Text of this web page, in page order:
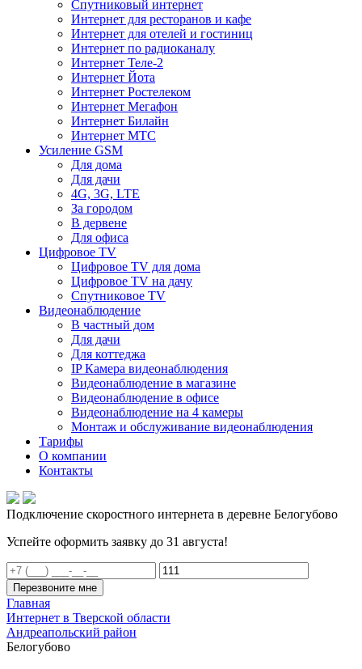
Спутниковый интернет
Интернет для ресторанов и кафе
Интернет для отелей и гостиниц
Интернет по радиоканалу
Интернет Теле-2
Интернет Йота
Интернет Ростелеком
Интернет Мегафон
Интернет Билайн
Интернет МТС
Усиление GSM
Для дома
Для дачи
4G, 3G, LTE
За городом
В дервене
Для офиса
Цифровое TV
Цифровое TV для дома
Цифровое TV на дачу
Спутниковое TV
Видеонаблюдение
В частный дом
Для дачи
Для коттеджа
IP Камера видеонаблюдения
Видеонаблюдение в магазине
Видеонаблюдение в офисе
Видеонаблюдение на 4 камеры
Монтаж и обслуживание видеонаблюдения
Тарифы
О компании
Контакты
Подключение скоростного интернета в деревне Белогубово
Успейте оформить заявку до 31 августа!
Перезвоните мне
Главная
Интернет в Тверской области
Андреапольский район
Белогубово